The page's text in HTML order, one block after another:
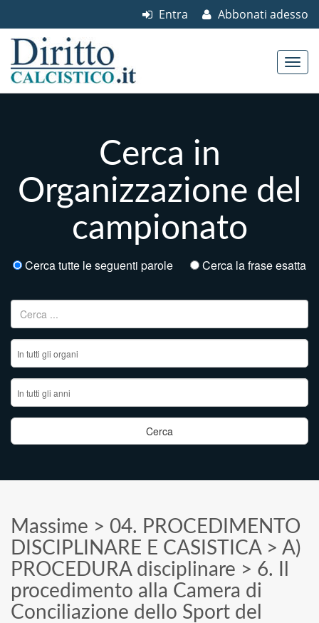
Abbonati adesso
Entra
Cerca in
Organizzazione del
campionato
Cerca tutte le seguenti parole Cerca la frase esatta
Ricerca per:
Massime > 04. PROCEDIMENTO
DISCIPLINARE E CASISTICA> A)
PROCEDURA disciplinare > 6. Il
procedimento alla Camera di
Conciliazione dello Sport del